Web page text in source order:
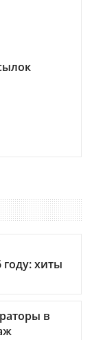
году: хиты
в